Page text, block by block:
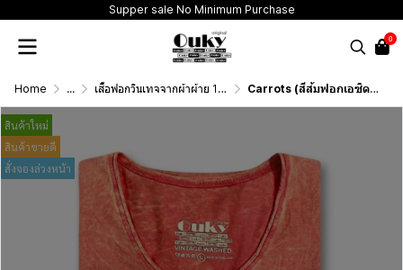
Supper sale No Minimum Purchase
0
Home ... เสื้อฟอกวินเทจจากผ้าผ้าย 100 เปอร์เซนต์ รุ่นดั้งเดิม (T-Shirt Originai Vintage Washed Cotton 100%) Carrots (สีส้มฟอกเอซิด) ผลิตจากผ้าฝ้าย 100% ให้ความรู้สึกนุ่มฟู เบาสบาย
สินค้าใหม่
สินค้าขายดี
สั่งจองล่วงหน้า